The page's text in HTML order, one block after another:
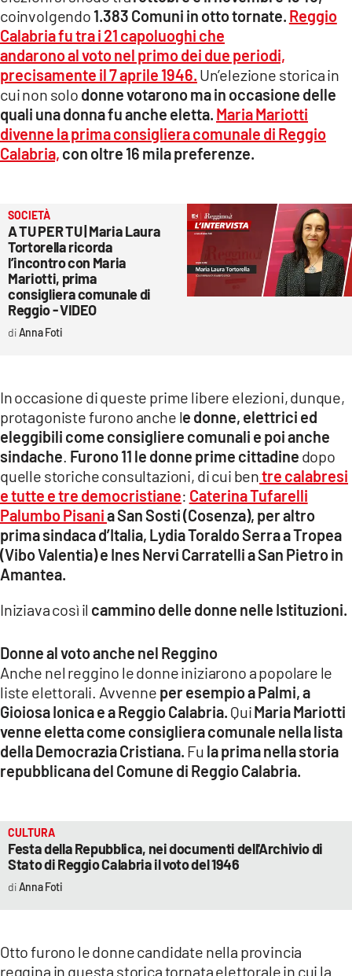
coinvolgendo 1.383 Comuni in otto tornate. Reggio
Calabria fu tra i 21 capoluoghi che
andarono al voto nel primo dei due periodi,
precisamente il 7 aprile 1946. Un’elezione storica in
cui non solo donne votarono ma in occasione delle
quali una donna fu anche eletta. Maria Mariotti
divenne la prima consigliera comunale di Reggio
Calabria, con oltre 16 mila preferenze.
SOCIETÀ
A TU PER TU | Maria Laura
Tortorella ricorda
l’incontro con Maria
Mariotti, prima
consigliera comunale di
Reggio - VIDEO
Anna Foti
In occasione di queste prime libere elezioni, dunque,
protagoniste furono anche le donne, elettrici ed
eleggibili come consigliere comunali e poi anche
sindache Furono 11 le donne prime cittadine dopo
quelle storiche consultazioni, di cui bentre calabresi
e tutte e tre democristiane: Caterina Tufarelli
Palumbo Pisania San Sosti (Cosenza), per altro
prima sindaca d’Italia, Lydia Toraldo Serra a Tropea
(Vibo Valentia) e Ines Nervi Carratelli a San Pietro in
Amantea.
Iniziava così il cammino delle donne nelle Istituzioni.
Donne al voto anche nel Reggino
Anche nel reggino le donne iniziarono a popolare le
liste elettorali. Avvenne per esempio a Palmi, a
Gioiosa Ionica e a Reggio Calabria. QuiMaria Mariotti
venne eletta come consigliera comunale nella lista
della Democrazia Cristiana. Fu la prima nella storia
repubblicana del Comune di Reggio Calabria.
CULTURA
Festa della Repubblica, nei documenti dell'Archivio di
Stato di Reggio Calabria il voto del 1946
Anna Foti
Otto furono le donne candidate nella provincia
reggina in questa storica tornata elettorale in cui la